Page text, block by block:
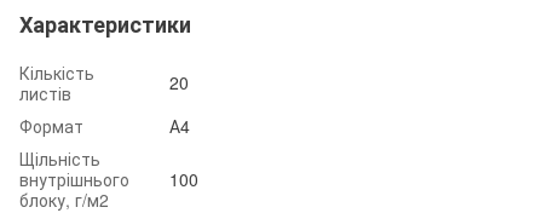
Характеристики
Кількість
листів
20
Формат
А4
Щільність
внутрішнього
блоку, г/м2
100